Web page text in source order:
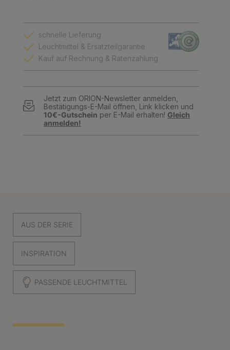
schnelle Lieferung
Leuchtmittel & Ersatzteilgarantie
Kauf auf Rechnung & Ratenzahlung
Jetzt zum ORION-Newsletter anmelden,
Bestätigungs-E-Mail öffnen, Link klicken und
10€-Gutschein per E-Mail erhalten! Gleich
anmelden!
AUS DER SERIE
INSPIRATION
PASSENDE LEUCHTMITTEL